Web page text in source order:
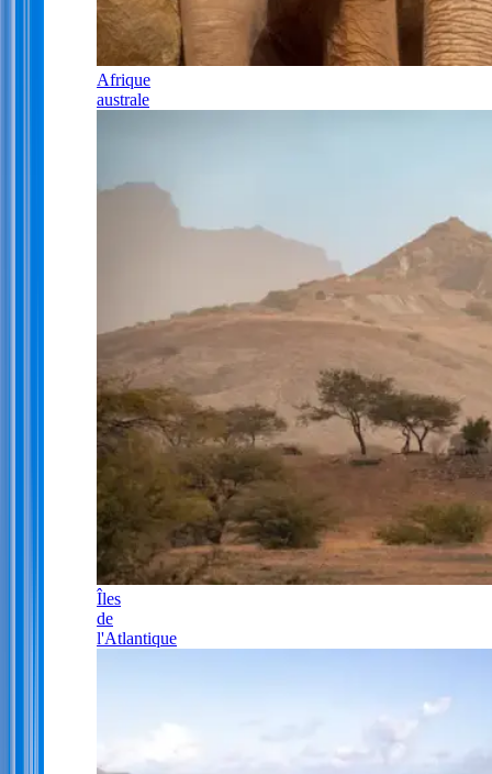
Afrique
australe
Îles
de
l'Atlantique